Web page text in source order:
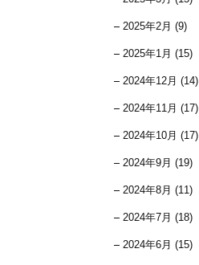
2025年2月 (9)
2025年1月 (15)
2024年12月 (14)
2024年11月 (17)
2024年10月 (17)
2024年9月 (19)
2024年8月 (11)
2024年7月 (18)
2024年6月 (15)